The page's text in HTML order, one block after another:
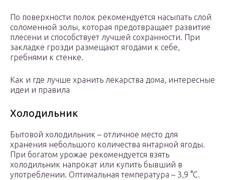
По поверхности полок рекомендуется насыпать слой
соломенной золы, которая предотвращает развитие
плесени и способствует лучшей сохранности. При
закладке грозди размещают ягодами к себе,
гребнями к стенке.
Как и где лучше хранить лекарства дома, интересные
идеи и правила
Холодильник
Бытовой холодильник – отличное место для
хранения небольшого количества янтарной ягоды.
При богатом урожае рекомендуется взять
холодильник напрокат или купить бывший в
употреблении. Оптимальная температура – 3,9 °C.